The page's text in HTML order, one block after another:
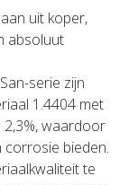
uit koper,
absoluut
serie zijn
1.4404 met
waardoor
corrosie bieden.
te